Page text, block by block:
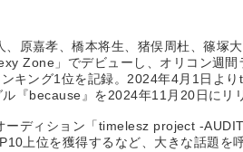
原嘉孝、橋本将生、猪俣周杜、篠塚大
Zone」でデビューし、オリコン週
キング1位を記録。2024年4月1日
『because』を2024年11月20日にリ
ディション「timelesz project -
上位を獲得するなど、大きな話題